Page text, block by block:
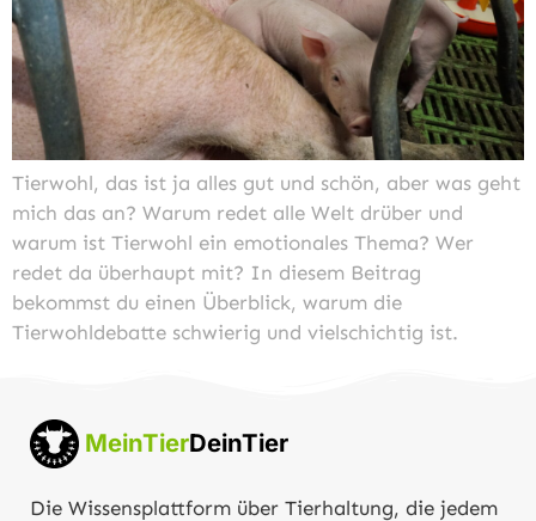
Tierwohl, das ist ja alles gut und schön, aber was geht
mich das an? Warum redet alle Welt drüber und
warum ist Tierwohl ein emotionales Thema? Wer
redet da überhaupt mit? In diesem Beitrag
bekommst du einen Überblick, warum die
Tierwohldebatte schwierig und vielschichtig ist.
MeinTierDeinTier
Die Wissensplattform über Tierhaltung, die jedem